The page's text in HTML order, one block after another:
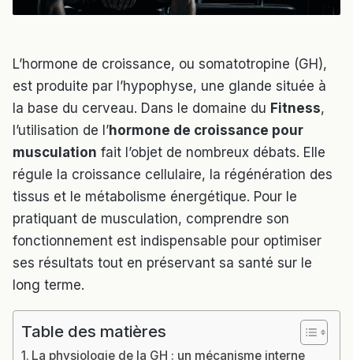
L’hormone de croissance, ou somatotropine (GH),
est produite par l’hypophyse, une glande située à
la base du cerveau. Dans le domaine du Fitness,
l’utilisation de l’hormone de croissance pour
musculation fait l’objet de nombreux débats. Elle
régule la croissance cellulaire, la régénération des
tissus et le métabolisme énergétique. Pour le
pratiquant de musculation, comprendre son
fonctionnement est indispensable pour optimiser
ses résultats tout en préservant sa santé sur le
long terme.
Table des matières
La physiologie de la GH : un mécanisme interne